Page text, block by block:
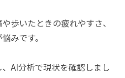
歩いたときの疲れやすさ、
みです。
AI分析で現状を確認しまし